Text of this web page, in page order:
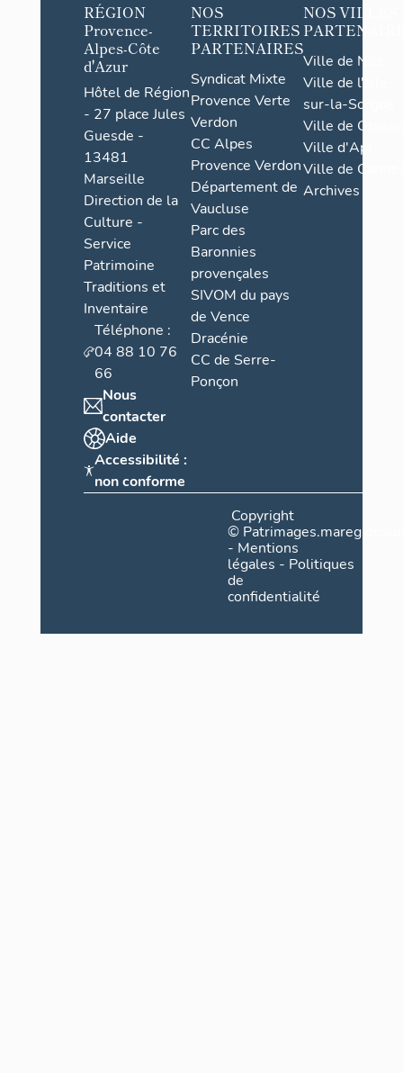
RÉGION
Provence-
Alpes-Côte
d'Azur
Hôtel de Région
- 27 place Jules
Guesde -
13481
Marseille
Direction de la
Culture -
Service
Patrimoine
Traditions et
Inventaire
Téléphone :
04 88 10 76
66
Nous
contacter
Aide
Accessibilité :
non conforme
NOS
TERRITOIRES
PARTENAIRES
Syndicat Mixte
Provence Verte
Verdon
CC Alpes
Provence Verdon
Département de
Vaucluse
Parc des
Baronnies
provençales
SIVOM du pays
de Vence
Dracénie
CC de Serre-
Ponçon
NOS VILLES
Ville de Nice
Ville de l'Isle-
sur-la-Sorgue
Ville de Grasse
Ville d'Apt
Ville de
Archives
Copyright
©
- Mentions
légales - Politiques
de
confidentialité